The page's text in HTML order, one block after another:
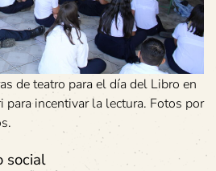
de teatro para el día del Libro en
para incentivar la lectura. Fotos por
social